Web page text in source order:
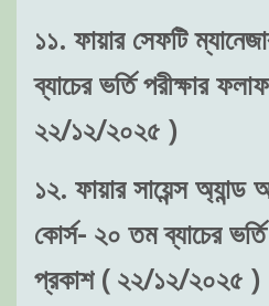
১১. ফায়ার সেফটি
ব্যাচের ভর্তি পরীক্ষার
২২/১২/২০২৫ )
১২. ফায়ার সায়েন্স
কোর্স- ২০ তম ব্যাচের
প্রকাশ ( ২২/১২/২০২৫ )